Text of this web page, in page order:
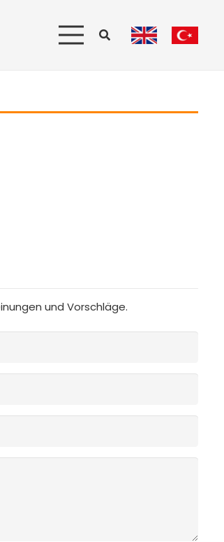
und Vorschläge.